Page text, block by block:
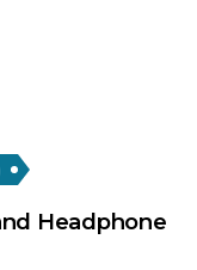
Headphone